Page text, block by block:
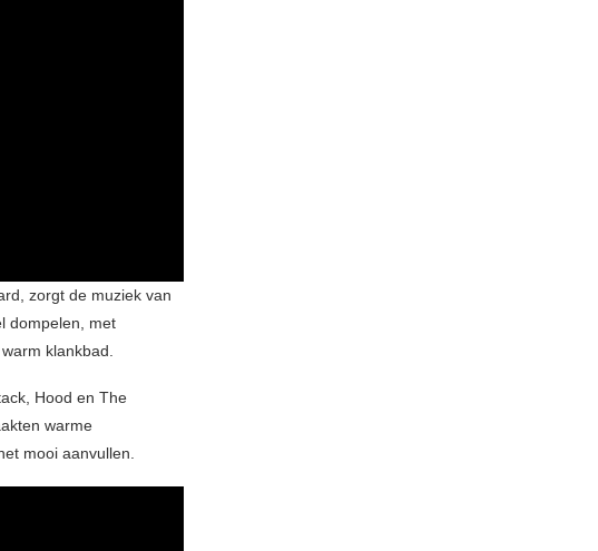
zorgt de muziek van
dompelen, met
klankbad.
Hood en The
warme
mooi aanvullen.